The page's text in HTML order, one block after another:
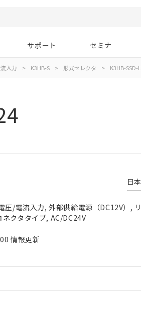
サポート セミナ
入力 > K3HB-S > 形式セレクタ > K3HB-SSD-
日
圧/電流入力, 外部供給電源（DC12V）,
クタタイプ, AC/DC24V
情報更新